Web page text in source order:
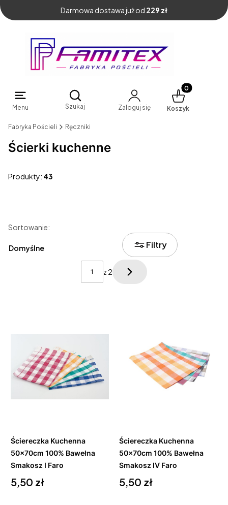
Darmowa dostawa już od 229 zł
Menu
Otwórz wyszukiwarkę
Szukaj Zaloguj się
Produkty w
Koszyk
Fabryka Pościeli Ręczniki
Ścierki kuchenne
Produkty: 43
Filtry
Lista produktów
Sortowanie:
Domyślne
z 2
Następne produkty
Ściereczka Kuchenna
50x70cm 100% Bawełna
Smakosz I Faro
Cena
5,50 zł
Ściereczka Kuchenna
50x70cm 100% Bawełna
Smakosz IV Faro
Cena
5,50 zł